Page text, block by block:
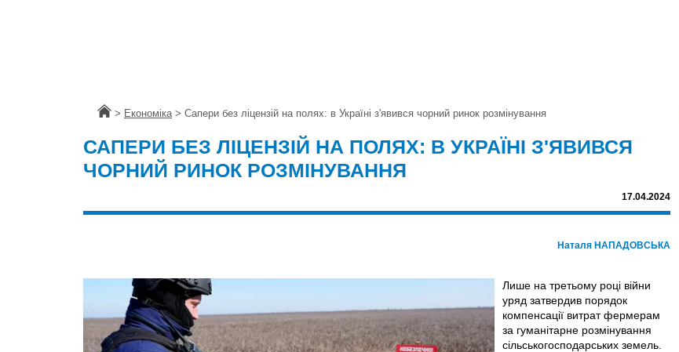
Головна
> Економіка > Сапери без ліцензій на полях: в Україні з'явився чорний ринок розмінування
САПЕРИ БЕЗ ЛІЦЕНЗІЙ НА ПОЛЯХ: В УКРАЇНІ З'ЯВИВСЯ
ЧОРНИЙ РИНОК РОЗМІНУВАННЯ
17.04.2024
Наталя НАПАДОВСЬКА
Лише на третьому році війни
уряд затвердив порядок
компенсації витрат фермерам
за гуманітарне розмінування
сільськогосподарських земель.